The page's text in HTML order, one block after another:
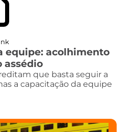
equipe: acolhimento
assédio
que basta seguir a
a capacitação da equipe